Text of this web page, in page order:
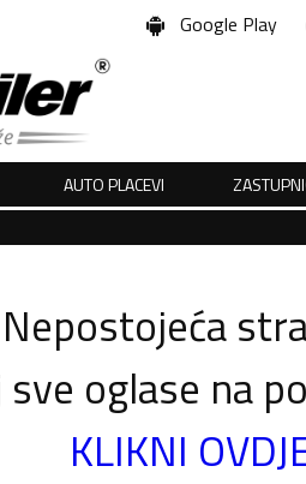
Google Play
AUTO PLACEVI
Nepostojeća
sve oglase na
KLIKNI